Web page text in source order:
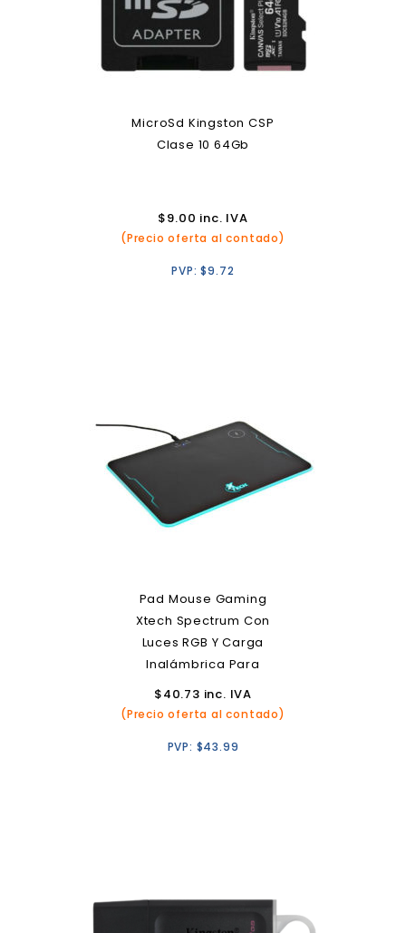
MicroSd Kingston CSP
Clase 10 64Gb
$9.00 inc. IVA
(Precio oferta al contado)
PVP:$9.72
Pad Mouse Gaming
Xtech Spectrum Con
Luces RGB Y Carga
Inalámbrica Para
$40.73 inc. IVA
(Precio oferta al contado)
PVP: $43.99